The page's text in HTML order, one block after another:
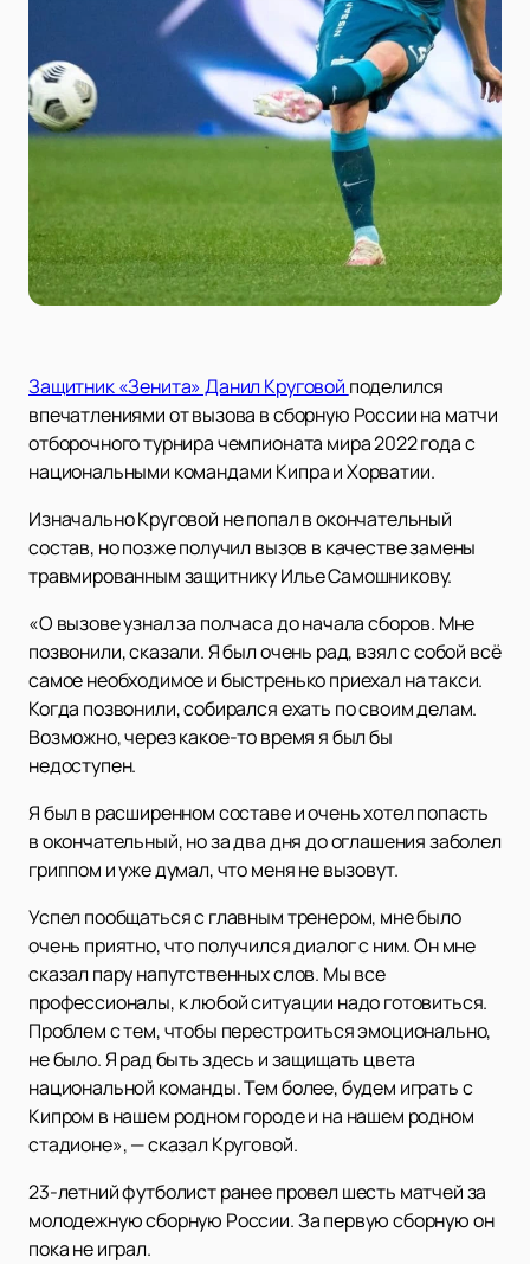
Защитник «Зенита» Данил Круговой поделился
впечатлениями от вызова в сборную России на матчи
отборочного турнира чемпионата мира 2022 года с
национальными командами Кипра и Хорватии.
Изначально Круговой не попал в окончательный
состав, но позже получил вызов в качестве замены
травмированным защитнику Илье Самошникову.
«О вызове узнал за полчаса до начала сборов. Мне
позвонили, сказали. Я был очень рад, взял с собой всё
самое необходимое и быстренько приехал на такси.
Когда позвонили, собирался ехать по своим делам.
Возможно, через какое-то время я был бы
недоступен.
Я был в расширенном составе и очень хотел попасть
в окончательный, но за два дня до оглашения заболел
гриппом и уже думал, что меня не вызовут.
Успел пообщаться с главным тренером, мне было
очень приятно, что получился диалог с ним. Он мне
сказал пару напутственных слов. Мы все
профессионалы, к любой ситуации надо готовиться.
Проблем с тем, чтобы перестроиться эмоционально,
не было. Я рад быть здесь и защищать цвета
национальной команды. Тем более, будем играть с
Кипром в нашем родном городе и на нашем родном
стадионе», — сказал Круговой.
23-летний футболист ранее провел шесть матчей за
молодежную сборную России. За первую сборную он
пока не играл.